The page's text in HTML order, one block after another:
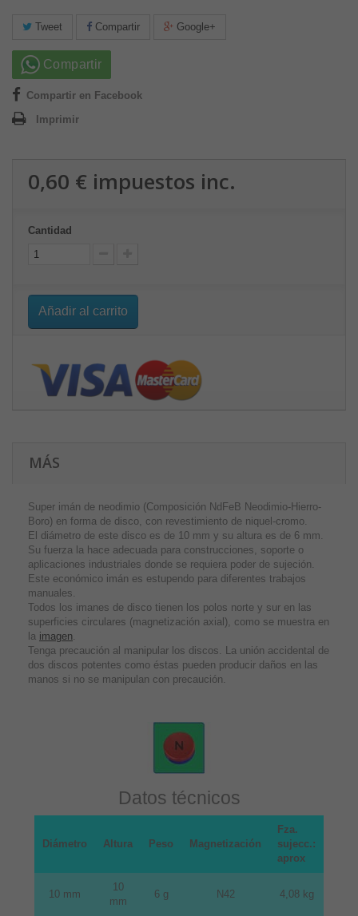
Tweet Compartir Google+
Compartir
Compartir en Facebook
Imprimir
0,60 € impuestos inc.
Cantidad
Añadir al carrito
MÁS
Super imán de neodimio (Composición NdFeB Neodimio-Hierro-
Boro) en forma de disco, con revestimiento de niquel-cromo.
El diámetro de este disco es de 10 mm y su altura es de 6 mm.
Su fuerza la hace adecuada para construcciones, soporte o
aplicaciones industriales donde se requiera poder de sujeción.
Este económico imán es estupendo para diferentes trabajos
manuales.
Todos los imanes de disco tienen los polos norte y sur en las
superficies circulares (magnetización axial), como se muestra en
la imagen.
Tenga precaución al manipular los discos. La unión accidental de
dos discos potentes como éstas pueden producir daños en las
manos si no se manipulan con precaución.
Datos técnicos
Diámetro Altura Peso Magnetización
Fza.
sujecc.:
aprox
10 mm
10
mm
6 g N42 4,08 kg